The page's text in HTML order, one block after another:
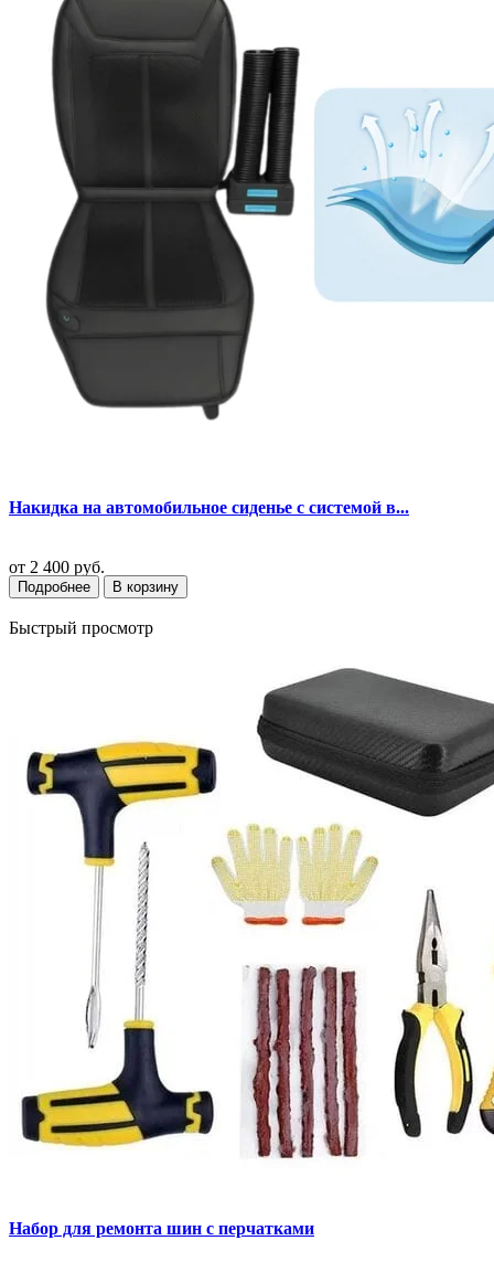
Накидка на автомобильное сиденье с системой в...
от 2 400 руб.
Подробнее В корзину
Быстрый просмотр
Набор для ремонта шин с перчатками